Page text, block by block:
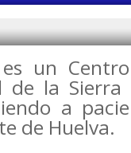
un
de la
a
de Huelva.